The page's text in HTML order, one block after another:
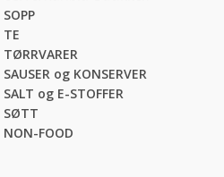
SOPP
TE
TØRRVARER
SAUSER og KONSERVER
SALT og E-STOFFER
SØTT
NON-FOOD